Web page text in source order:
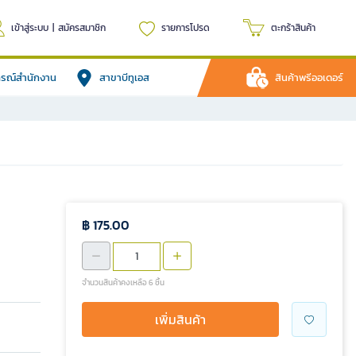
เข้าสู่ระบบ | สมัครสมาชิก รายการโปรด ตะกร้าสินค้า
รณ์สำนักงาน สาขาบีทูเอส สินค้าพรีออเดอร์
฿ 175.00
จำนวนสินค้าคงเหลือ 6 ชิ้น
เพิ่มสินค้า